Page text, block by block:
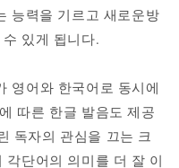
능력을 기르고 새로운방
있게 됩니다.
영어와 한국어로 동시에
따른 한글 발음도 제공
독자의 관심을 끄는 크
각단어의 의미를 더 잘 이